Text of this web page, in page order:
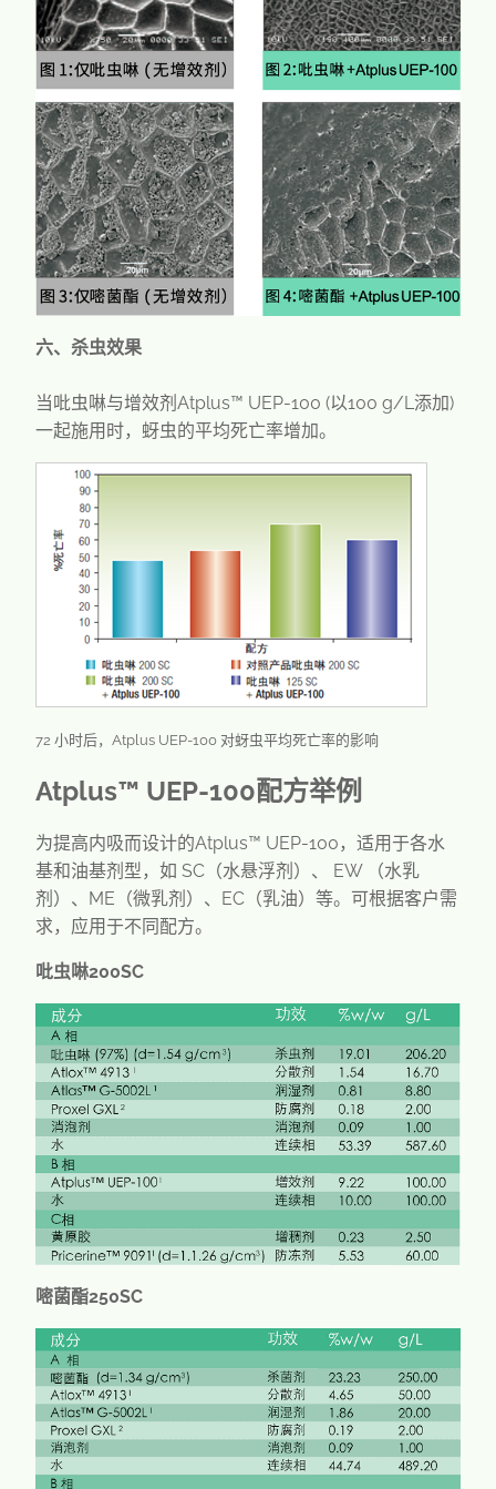
六、杀虫效果
当吡虫啉与增效剂Atplus™ UEP-100 (以100 g/L添加)
一起施用时，蚜虫的平均死亡率增加。
72 小时后，Atplus UEP-100 对蚜虫平均死亡率的影响
Atplus™ UEP-100配方举例
为提高内吸而设计的Atplus™ UEP-100，适用于各水
基和油基剂型，如 SC（水悬浮剂）、 EW （水乳
剂）、ME（微乳剂）、EC（乳油）等。可根据客户需
求，应用于不同配方。
吡虫啉200SC
嘧菌酯250SC